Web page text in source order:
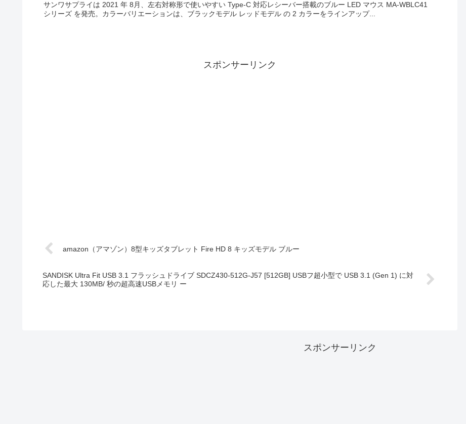
サンワサプライは 2021 年 8月、左右対称形で使いやすい Type-C 対応レシーバー搭載のブルー LED マウス MA-WBLC41
シリーズ を発売。カラーバリエーションは、ブラックモデル レッドモデル の 2 カラーをラインアップ...
スポンサーリンク
amazon（アマゾン）8型キッズタブレット Fire HD 8 キッズモデル ブルー
SANDISK Ultra Fit USB 3.1 フラッシュドライブ SDCZ430-512G-J57 [512GB] USBフ超小型で USB 3.1 (Gen 1) に対
応した最大 130MB/ 秒の超高速USBメモリ ー
スポンサーリンク